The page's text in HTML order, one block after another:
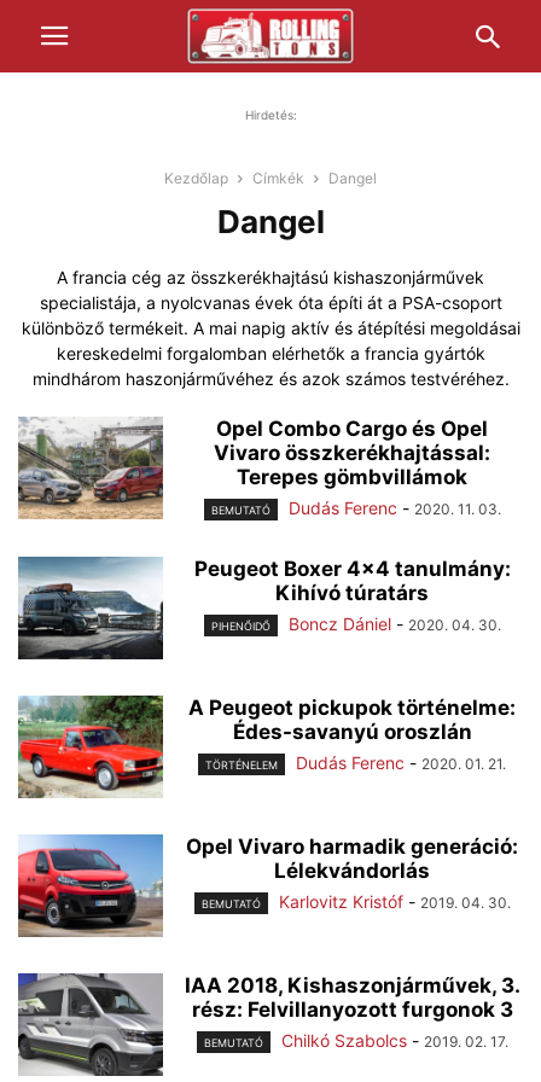
Hirdetés:
Kezdőlap Címkék Dangel
Dangel
A francia cég az összkerékhajtású kishaszonjárművek
specialistája, a nyolcvanas évek óta építi át a PSA-csoport
különböző termékeit. A mai napig aktív és átépítési megoldásai
kereskedelmi forgalomban elérhetők a francia gyártók
mindhárom haszonjárművéhez és azok számos testvéréhez.
Opel Combo Cargo és Opel
Vivaro összkerékhajtással:
Terepes gömbvillámok
BEMUTATÓ Dudás Ferenc - 2020. 11. 03.
Peugeot Boxer 4×4 tanulmány:
Kihívó túratárs
PIHENŐIDŐ Boncz Dániel - 2020. 04. 30.
A Peugeot pickupok történelme:
Édes-savanyú oroszlán
TÖRTÉNELEM Dudás Ferenc - 2020. 01. 21.
Opel Vivaro harmadik generáció:
Lélekvándorlás
BEMUTATÓ Karlovitz Kristóf - 2019. 04. 30.
IAA 2018, Kishaszonjárművek, 3.
rész: Felvillanyozott furgonok 3
BEMUTATÓ Chilkó Szabolcs - 2019. 02. 17.